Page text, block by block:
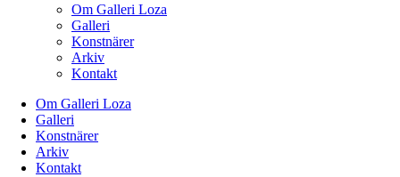
Om Galleri Loza
Galleri
Konstnärer
Arkiv
Kontakt
Om Galleri Loza
Galleri
Konstnärer
Arkiv
Kontakt